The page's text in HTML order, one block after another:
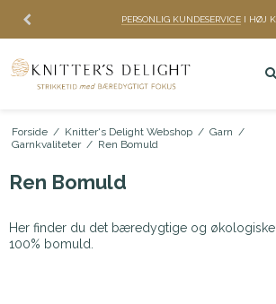
PERSONLIG KUNDESERVICEI HØJ
Forside / Knitter's Delight Webshop / Garn /
Garnkvaliteter / Ren Bomuld
Ren Bomuld
Her finder du det bæredygtige og økologiske
100% bomuld.